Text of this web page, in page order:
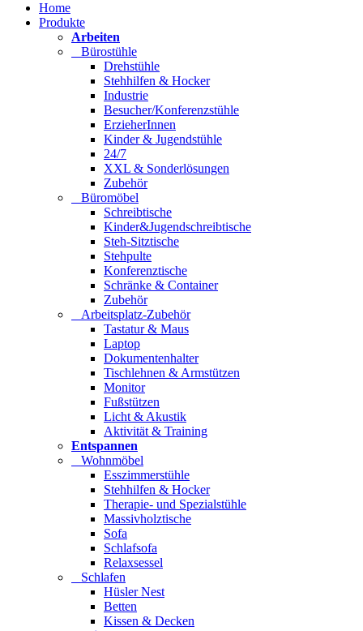
Home
Produkte
Arbeiten
Bürostühle
Drehstühle
Stehhilfen & Hocker
Industrie
Besucher/Konferenzstühle
ErzieherInnen
Kinder & Jugendstühle
24/7
XXL & Sonderlösungen
Zubehör
Büromöbel
Schreibtische
Kinder&Jugendschreibtische
Steh-Sitztische
Stehpulte
Konferenztische
Schränke & Container
Zubehör
Arbeitsplatz-Zubehör
Tastatur & Maus
Laptop
Dokumentenhalter
Tischlehnen & Armstützen
Monitor
Fußstützen
Licht & Akustik
Aktivität & Training
Entspannen
Wohnmöbel
Esszimmerstühle
Stehhilfen & Hocker
Therapie- und Spezialstühle
Massivholztische
Sofa
Schlafsofa
Relaxsessel
Schlafen
Hüsler Nest
Betten
Kissen & Decken